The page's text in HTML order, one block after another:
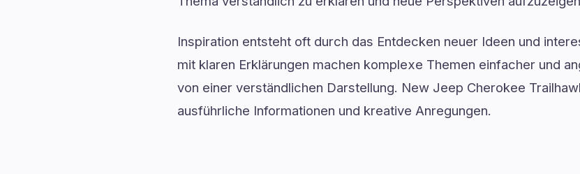
Inspiration entsteht oft durch das Entdecken neuer Ideen und
mit klaren Erklärungen machen komplexe Themen einfacher und
von einer verständlichen Darstellung. New Jeep Cherokee
ausführliche Informationen und kreative Anregungen.